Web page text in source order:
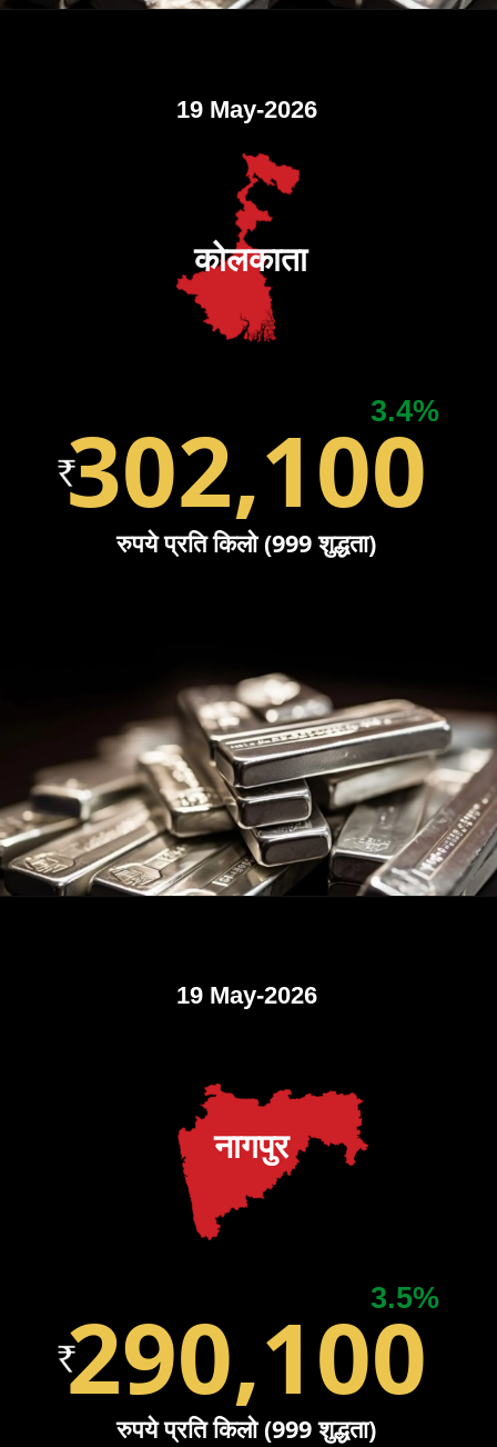
3.4%
302,100
19 May-2026
रुपये प्रति किलो (999 शुद्धता)
कोलकाता
3.5%
290,100
19 May-2026
रुपये प्रति किलो (999 शुद्धता)
नागपुर